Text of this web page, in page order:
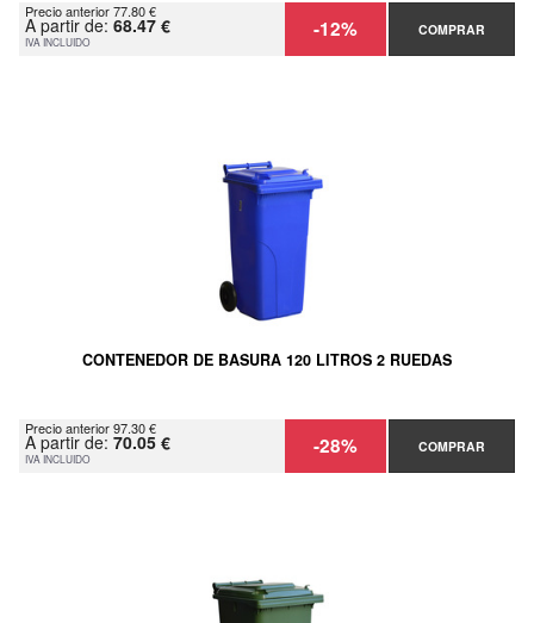
Precio anterior 77.80 €
A partir de: 68.47 €
IVA INCLUIDO -12% COMPRAR
CONTENEDOR DE BASURA 120 LITROS 2 RUEDAS
Precio anterior 97.30 €
A partir de: 70.05 €
IVA INCLUIDO -28% COMPRAR